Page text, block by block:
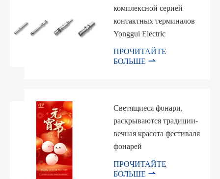
комплексной серией
контактных терминалов
Yonggui Electric
ПРОЧИТАЙТЕ
БОЛЬШЕ 
Светящиеся фонари,
раскрываются традиции-
вечная красота фестиваля
фонарей
ПРОЧИТАЙТЕ
БОЛЬШЕ 